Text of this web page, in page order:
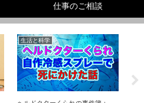
仕事のご相談
生活と科学